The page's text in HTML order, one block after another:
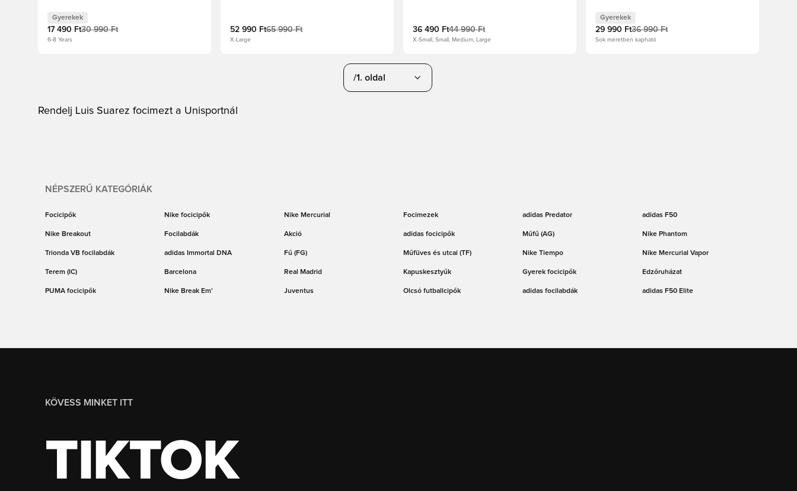
Gyerekek
17 490 Ft30 990 Ft
6-8 Years
52 990 Ft65 990 Ft
X-Large
36 490 Ft44 990 Ft
X-Small, Small, Medium, Large
Gyerekek
29 990 Ft36 990 Ft
Sok méretben kapható
/1. oldal
Rendelj Luis Suarez focimezt a Unisportnál
NÉPSZERŰ KATEGÓRIÁK
Focicipők Nike focicipők Nike Mercurial Focimezek adidas Predator adidas F50
Nike Breakout Focilabdák Akció adidas focicipők Műfű (AG) Nike Phantom
Trionda VB focilabdák adidas Immortal DNA Fű (FG) Műfüves és utcai (TF) Nike Tiempo Nike Mercurial Vapor
Terem (IC) Barcelona Real Madrid Kapuskesztyűk Gyerek focicipők Edzőruházat
PUMA focicipők Nike Break Em’ Juventus Olcsó futballcipők adidas focilabdák adidas F50 Elite
KÖVESS MINKET ITT
TIKTOK